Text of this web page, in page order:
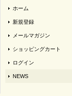
ホーム
新規登録
メールマガジン
ショッピングカート
ログイン
NEWS